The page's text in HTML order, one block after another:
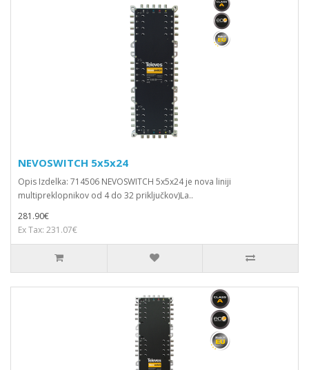
NEVOSWITCH 5x5x24
Opis Izdelka: 714506 NEVOSWITCH 5x5x24 je nova liniji
multipreklopnikov od 4 do 32 priključkov)La..
281.90€
Ex Tax: 231.07€